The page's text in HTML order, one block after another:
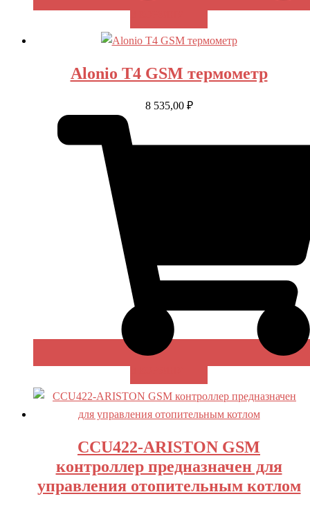
Alonio T4 GSM термометр
8 535,00 ₽
CCU422-ARISTON GSM
контроллер предназначен для
управления отопительным котлом